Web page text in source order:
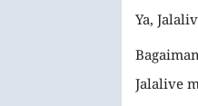
Ya,
Jalalive